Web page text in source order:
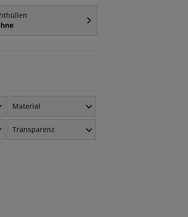
Material
Transparenz